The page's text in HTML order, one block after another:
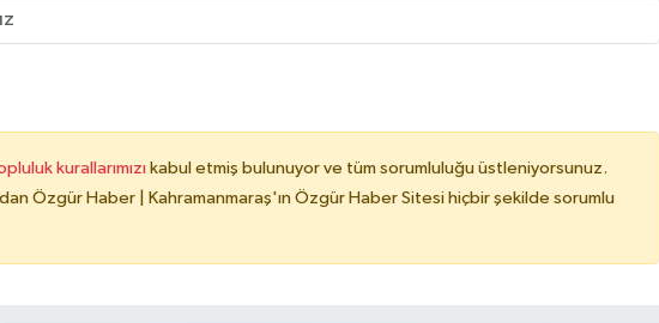
kurallarımızı kabul etmiş bulunuyor ve tüm sorumluluğu üstleniyorsunuz.
Özgür Haber | Kahramanmaraş'ın Özgür Haber Sitesi hiçbir şekilde sorumlu